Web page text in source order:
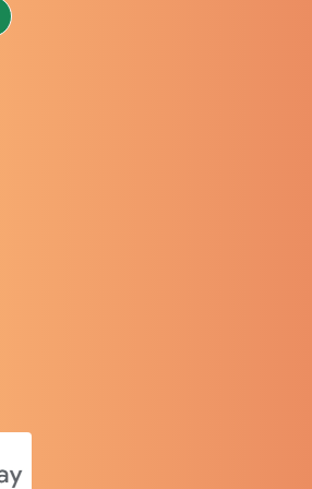
KHAIRUN
MANADO
MEDAN
PADANG
NUSA CENDANA